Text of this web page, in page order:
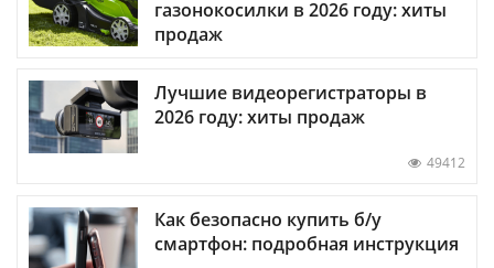
газонокосилки в 2026 году: хиты
продаж
Лучшие видеорегистраторы в
2026 году: хиты продаж
49412
Как безопасно купить б/у
смартфон: подробная инструкция